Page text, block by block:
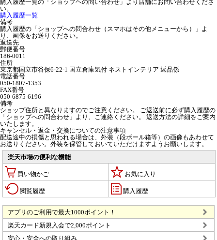
購入履歴一覧の「ショップヘの問い合わせ」より店舗にお問い合わせくださ
い。
購入履歴一覧
備考
購入履歴の「ショップへの問合わせ（スマホはその他メニューから）」よ
り、画像をお送りください。
返送先
郵便番号
186-0011
住所
東京都国立市谷保6-22-1 国立倉庫気付 ネストインテリア 返品係
電話番号
050-1807-1353
FAX番号
050-6875-6196
備考
ショップ住所と異なりますのでご注意ください。 ご返送前に必ず購入履歴の
「ショップへの問合わせ」より、ご連絡ください。 返送方法の詳細をご案内
いたします。
キャンセル・返金・交換についての注意事項
配送途中の損傷と思われる場合は、外装（段ボール箱等）の画像もあわせて
お送りください。外装を保管しておいていただけますようお願いします。
楽天市場の便利な機能
買い物かご お気に入り
閲覧履歴 購入履歴
アプリのご利用で最大1000ポイント！
楽天カード新規入会で2,000ポイント
安心・安全への取り組み